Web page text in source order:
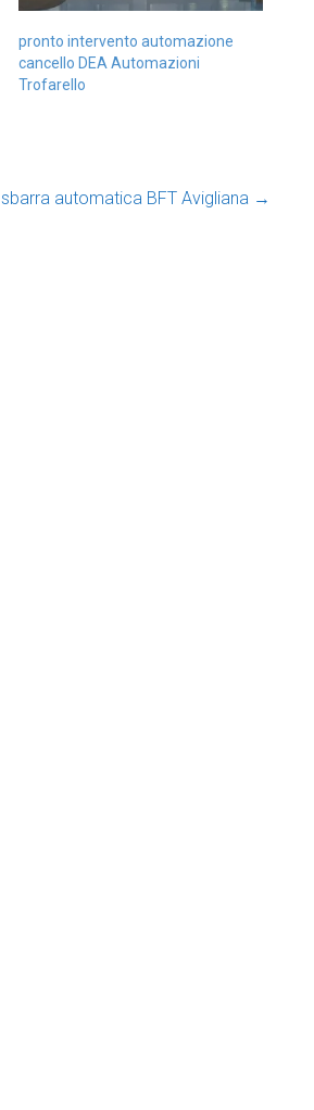
pronto intervento automazione
cancello DEA Automazioni
Trofarello
sbarra automatica BFT Avigliana →